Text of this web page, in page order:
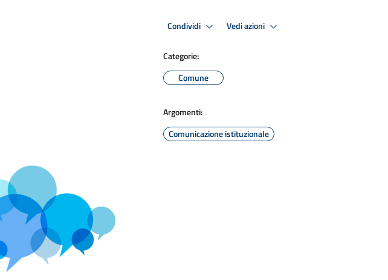
Condividi Vedi azioni
Categorie:
Comune
Argomenti:
Comunicazione istituzionale